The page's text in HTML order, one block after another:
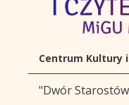
Centrum Kultury
Adres urzędu
"Dwór